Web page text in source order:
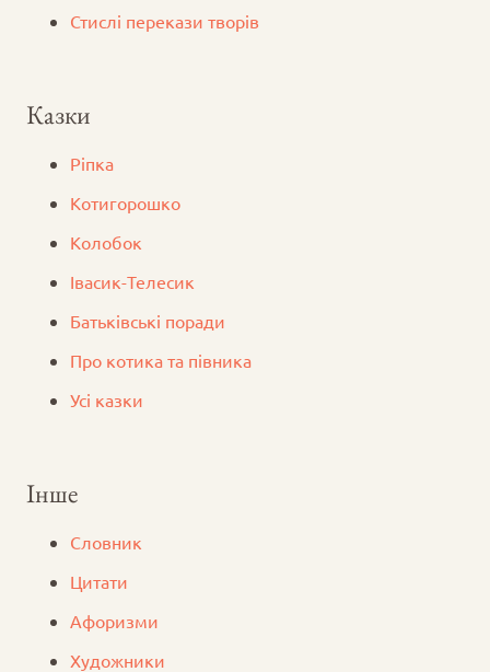
Стислі перекази творів
Казки
Ріпка
Котигорошко
Колобок
Iвасик-Телесик
Батьківські поради
Про котика та півника
Усі казки
Інше
Словник
Цитати
Афоризми
Художники